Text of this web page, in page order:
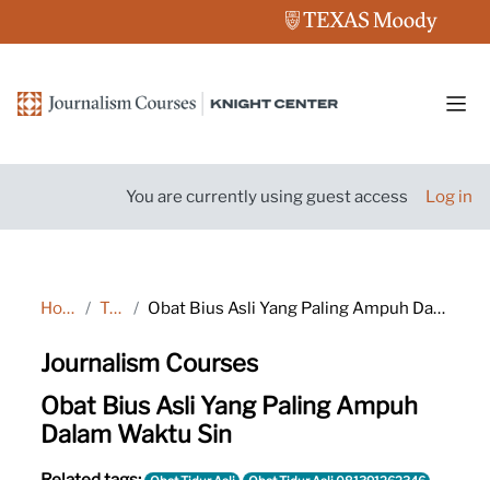
You are currently using guest access Log in
Home Tags Obat Bius Asli Yang Paling Ampuh Dalam Waktu Sin
Journalism Courses
Obat Bius Asli Yang Paling Ampuh
Dalam Waktu Sin